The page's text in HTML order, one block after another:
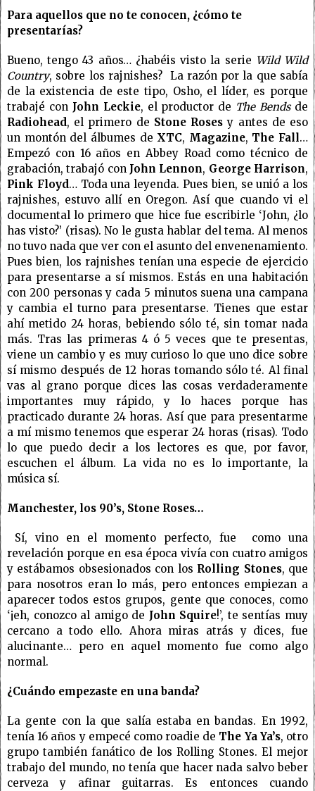
Para aquellos que no te conocen, ¿cómo te
presentarías?
Bueno, tengo 43 años… ¿habéis visto la serie Wild Wild
Country, sobre los rajnishes? La razón por la que sabía
de la existencia de este tipo, Osho, el líder, es porque
trabajé con John Leckie, el productor de The Bendsde
Radiohead, el primero de Stone Roses y antes de eso
un montón del álbumes de XTC, Magazine, The Fall…
Empezó con 16 años en Abbey Road como técnico de
grabación, trabajó con John Lennon, George Harrison,
Pink Floyd… Toda una leyenda. Pues bien, se unió a los
rajnishes, estuvo allí en Oregon. Así que cuando vi el
documental lo primero que hice fue escribirle ‘John, ¿lo
has visto?’ (risas). No le gusta hablar del tema. Al menos
no tuvo nada que ver con el asunto del envenenamiento.
Pues bien, los rajnishes tenían una especie de ejercicio
para presentarse a sí mismos. Estás en una habitación
con 200 personas y cada 5 minutos suena una campana
y cambia el turno para presentarse. Tienes que estar
ahí metido 24 horas, bebiendo sólo té, sin tomar nada
más. Tras las primeras 4 ó 5 veces que te presentas,
viene un cambio y es muy curioso lo que uno dice sobre
sí mismo después de 12 horas tomando sólo té. Al final
vas al grano porque dices las cosas verdaderamente
importantes muy rápido, y lo haces porque has
practicado durante 24 horas. Así que para presentarme
a mí mismo tenemos que esperar 24 horas (risas). Todo
lo que puedo decir a los lectores es que, por favor,
escuchen el álbum. La vida no es lo importante, la
música sí.
Manchester, los 90’s, Stone Roses…
Sí, vino en el momento perfecto, fue como una
revelación porque en esa época vivía con cuatro amigos
y estábamos obsesionados con los Rolling Stones, que
para nosotros eran lo más, pero entonces empiezan a
aparecer todos estos grupos, gente que conoces, como
‘¡eh, conozco al amigo de John Squire!’, te sentías muy
cercano a todo ello. Ahora miras atrás y dices, fue
alucinante… pero en aquel momento fue como algo
normal.
¿Cuándo empezaste en una banda?
La gente con la que salía estaba en bandas. En 1992,
tenía 16 años y empecé como roadie de The Ya Ya’s, otro
grupo también fanático de los Rolling Stones. El mejor
trabajo del mundo, no tenía que hacer nada salvo beber
cerveza y afinar guitarras. Es entonces cuando